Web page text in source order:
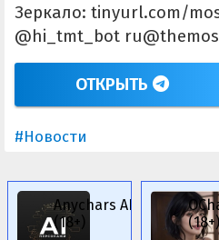
Зеркало: tinyurl.com/
@hi_tmt_bot
ОТКРЫТЬ
#Новости
Anychars AI
(18+)
(18+)